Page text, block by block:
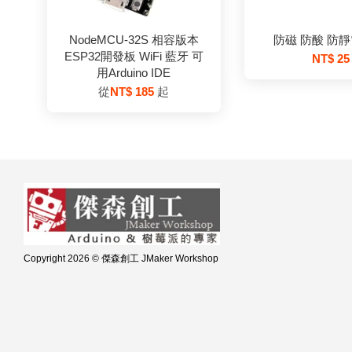
NodeMCU-32S 相容版本
ESP32開發板 WiFi 藍牙 可
用Arduino IDE
從NT$ 185 起
防磁 防酸 防
NT$ 25
Copyright 2026 © 傑森創工 JMaker Workshop